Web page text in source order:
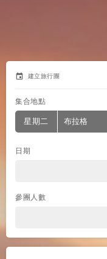
event 建立旅行團
集合地點
星期二 布拉格
日期
參團人數